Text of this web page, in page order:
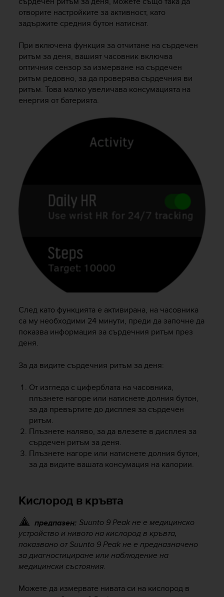
отворите настройките за активност, като
задържите средния бутон натиснат.
При включена функция за отчитане на сърдечен
ритъм за деня, вашият часовник включва
оптичния сензор за измерване на сърдечен
ритъм редовно, за да проверява сърдечния ви
ритъм. Това малко увеличава консумацията на
енергия от батерията.
След като функцията е активирана, на часовника
са му необходими 24 минути, преди да започне да
показва информация за сърдечния ритъм през
деня.
За да видите сърдечния ритъм за деня:
От изгледа с циферблата на часовника,
плъзнете нагоре или натиснете долния бутон,
за да превъртите до дисплея за сърдечен
ритъм.
Плъзнете наляво, за да влезете в дисплея за
сърдечен ритъм за деня.
Плъзнете нагоре или натиснете долния бутон,
за да видите вашата консумация на калории.
Кислород в кръвта
предпазен: Suunto 9 Peakне е медицинско
устройство и нивото на кислород в кръвта,
показвано отSuunto 9 Peakне е предназначено
за диагностициране или наблюдение на
медицински състояния.
Можете да измервате нивата си на кислород в